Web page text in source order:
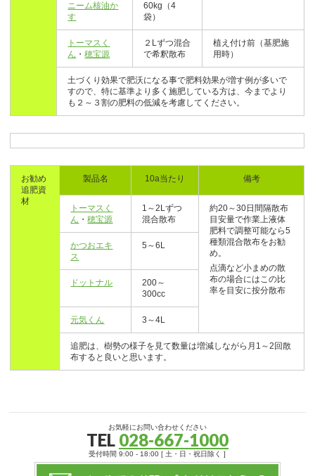
ニーム核油か
す
60kg（4
袋）
トーマスく
ん ・穂宝源
２Lずつ混合
で希釈散布
植え付け前（基肥施
用時）
土づくり効果で肥沃になる事で肥料効果が増す例が多いで
すので、特に基準より多く施肥している方は、今までより
も２～３割の肥料の低減を考慮してください。
お勧め
追肥資
材
製品名 10a当たり 備考
トーマスく
ん ・穂宝源
1～2Lずつ
混合散布
約20～30日間隔散布
目安量で作業上液体
肥料で調整可能なら5
種類混合散布をお勧
め。
点滴など小まめの散
布の場合にはこの比
率を目安に按分散布
かつおエキ
ス
5～6L
ドットナル
200～
300cc
元気くん 3～4L
追肥は、樹勢の様子を見て数量は増減しながら月1～2回散
布すると良いと思います。
お気軽にお問い合わせください
TEL 028-667-1000
受付時間 9:00 - 18:00 [ 土・日・祝日除く ]